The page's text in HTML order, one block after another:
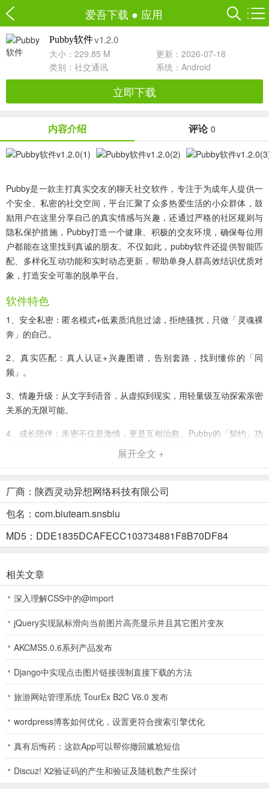
爱吾下载 ● 应用
Pubby软件v1.2.0
大小：229.85 M
更新：2026-07-18
类别： 社交通讯 系统：Android
立即下载
内容介绍 评论 0
Pubby是一款主打真实交友的聊天社交软件，专注于为成年人提供一
个安全、私密的社交空间，平台汇聚了众多热爱生活的小众群体，鼓
励用户在这里分享自己的真实情感与兴趣，还通过严格的社区规则与
隐私保护措施，Pubby打造一个健康、积极的交友环境，确保每位用
户都能在这里找到真诚的朋友。不仅如此，pubby软件还提供智能匹
配、多样化互动功能和实时动态更新，帮助单身人群高效结识优质对
象，打造安全可靠的脱单平台。
软件特色
1、安全私密：匿名模式+低素质消息过滤，拒绝骚扰，只做「灵魂裸
奔」的自己。
2、真实匹配：真人认证+兴趣图谱，告别套路，找到懂你的「同
频」。
3、情趣升级：从文字到语音，从虚拟到现实，用轻量级互动探索亲密
关系的无限可能。
4、成长陪伴：亲密不仅是激情，更是互相治愈。Pubby的「契约」功
能记录关系成长，让每一次互动都成为温暖的回忆。
1、在本站下载安装好Pubby官方正版，运行软件并登录；
2、根据真实情况填写个人资料；
3、选择你的角色偏好；
4、之后就可以开启你的聊天了。
软件亮点
【超多用户】致力于打造一个自愿、平等、纯粹的正向引导交友平
保障您的隐私安全。
【玩家标签】丰富完善的甜蜜标签，实时活跃及同城的列表功能，让
展开全文 +
厂商：陕西灵动异想网络科技有限公司
包名：com.biuteam.snsbiu
MD5：DDE1835DCAFECC103734881F8B70DF84
相关文章
深入理解CSS中的@import
jQuery实现鼠标滑向当前图片高亮显示并且其它图片变灰
AKCMS5.0.6系列产品发布
Django中实现点击图片链接强制直接下载的方法
旅游网站管理系统 TourEx B2C V6.0 发布
wordpress博客如何优化，设置更符合搜索引擎优化
真有后悔药：这款App可以帮你撤回尴尬短信
Discuz! X2验证码的产生和验证及随机数产生探讨